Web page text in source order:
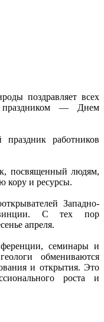
поздравляет всех
праздником — Днем
работников
посвященный людям,
кору и ресурсы.
Западно-
С тех пор
апреля.
семинары и
обмениваются
и открытия. Это
роста и